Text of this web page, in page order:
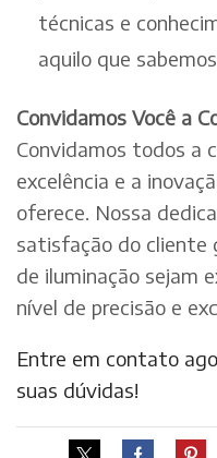
técnicas e
aquilo que
Convidamos Você a
Convidamos todos a
excelência e a
oferece. Nossa
satisfação do cliente
de iluminação sejam
nível de precisão e
Entre em contato
suas dúvidas!